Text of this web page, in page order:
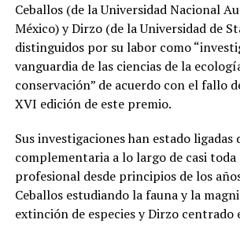
Ceballos (de la Universidad Nacional
México) y Dirzo (de la Universidad de
distinguidos por su labor como
vanguardia de las ciencias de la
conservación” de acuerdo con el fallo
XVI edición de este premio.
Sus investigaciones han estado ligadas
complementaria a lo largo de casi
profesional desde principios de los
Ceballos estudiando la fauna y la
extinción de especies y Dirzo centrado